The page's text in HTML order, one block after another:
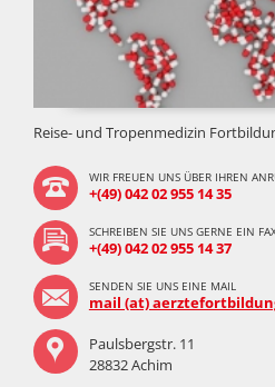
Reise- und Tropenmedizin
WIR FREUEN UNS ÜBER IHREN
+(49) 042 02 955 14 35
SCHREIBEN SIE UNS GERNE EIN
+(49) 042 02 955 14 37
SENDEN SIE UNS EINE MAIL
mail (at)
Paulsbergstr. 11
28832 Achim